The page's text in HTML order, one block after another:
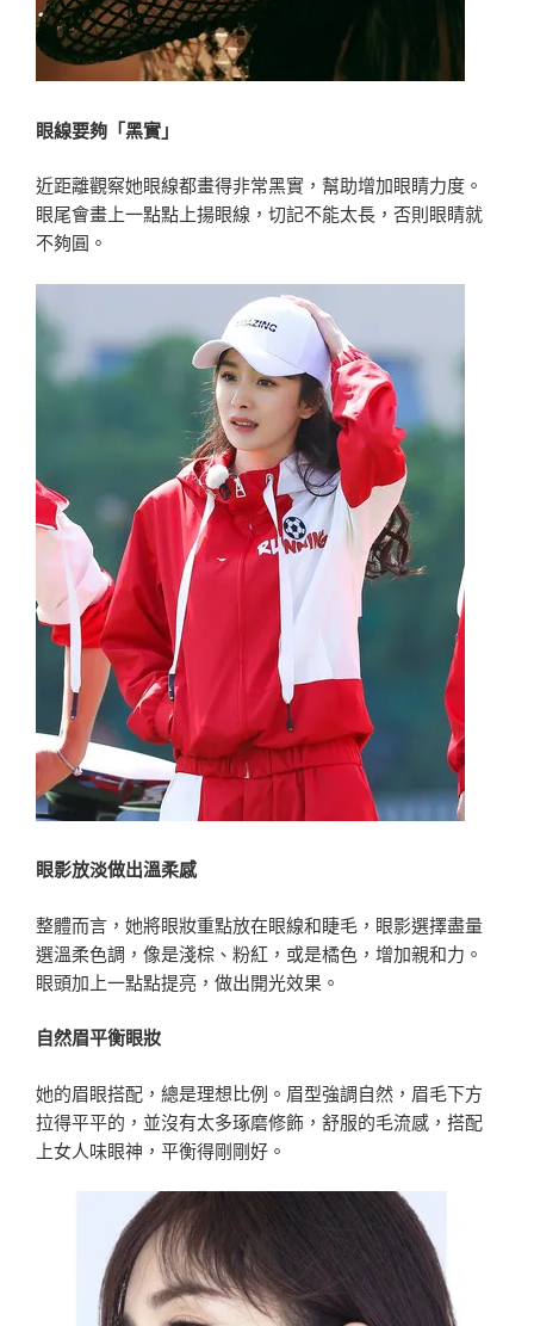
眼線要夠「黑實」
近距離觀察她眼線都畫得非常黑實，幫助增加眼睛力度。
眼尾會畫上一點點上揚眼線，切記不能太長，否則眼睛就
不夠圓。
眼影放淡做出溫柔感
整體而言，她將眼妝重點放在眼線和睫毛，眼影選擇盡量
選溫柔色調，像是淺棕、粉紅，或是橘色，增加親和力。
眼頭加上一點點提亮，做出開光效果。
自然眉平衡眼妝
她的眉眼搭配，總是理想比例。眉型強調自然，眉毛下方
拉得平平的，並沒有太多琢磨修飾，舒服的毛流感，搭配
上女人味眼神，平衡得剛剛好。